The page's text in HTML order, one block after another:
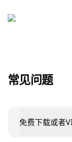
常见问题
免费下载或者